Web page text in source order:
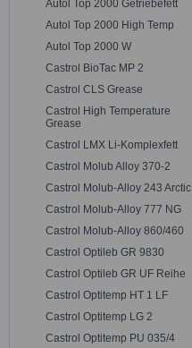
Autol Top 2000 Getriebefett
Autol Top 2000 High Temp
Autol Top 2000 W
Castrol BioTac MP 2
Castrol CLS Grease
Castrol High Temperature
Grease
Castrol LMX Li-Komplexfett
Castrol Molub Alloy 370-2
Castrol Molub-Alloy 243 Arctic
Castrol Molub-Alloy 777 NG
Castrol Molub-Alloy 860/460
Castrol Optileb GR 9830
Castrol Optileb GR UF Reihe
Castrol Optitemp HT 1 LF
Castrol Optitemp LG 2
Castrol Optitemp PU 035/4